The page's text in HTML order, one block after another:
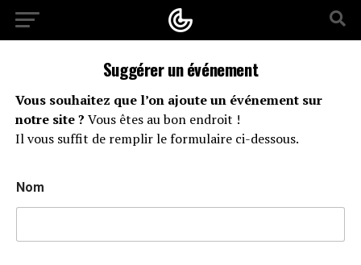
Suggérer un événement
Vous souhaitez que l’on ajoute un événement sur
notre site ? Vous êtes au bon endroit !
Il vous suffit de remplir le formulaire ci-dessous.
Nom